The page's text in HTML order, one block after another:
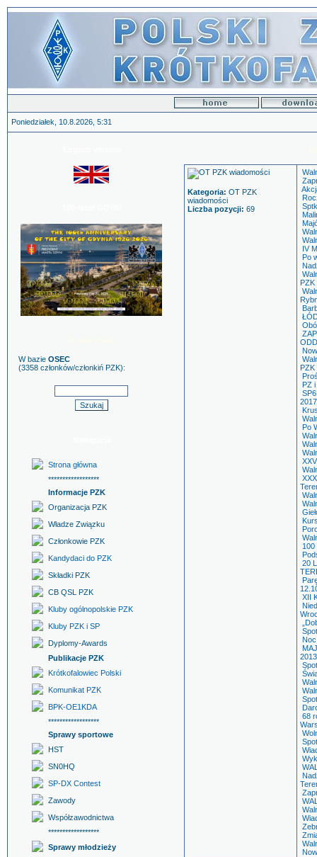
Poniedziałek, 10.8.2026, 5:31
W bazie OSEC
(3358 członków/członkiń PZK):
Strona główna
******************
Informacje PZK
Organizacja PZK
Władze Związku
Członkowie PZK
Kandydaci do PZK
Składki PZK
CB QSL PZK
Kluby ogólnopolskie PZK
Kluby PZK i SP
Dyplomy-Awards
Publikacje PZK
Krótkofalowiec Polski
Komunikat PZK
BPK-OE1KDA
******************
Sprawy sportowe
HST
SN0HQ
SP-DX Contest
Zawody
Współzawodnictwa
******************
Sprawy młodzieży
Kategoria: OT PZK
wiadomości
Liczba pozycji: 69
IV
Po
PZK
PZK
PZ
2017
Po
20
XII
2013
68